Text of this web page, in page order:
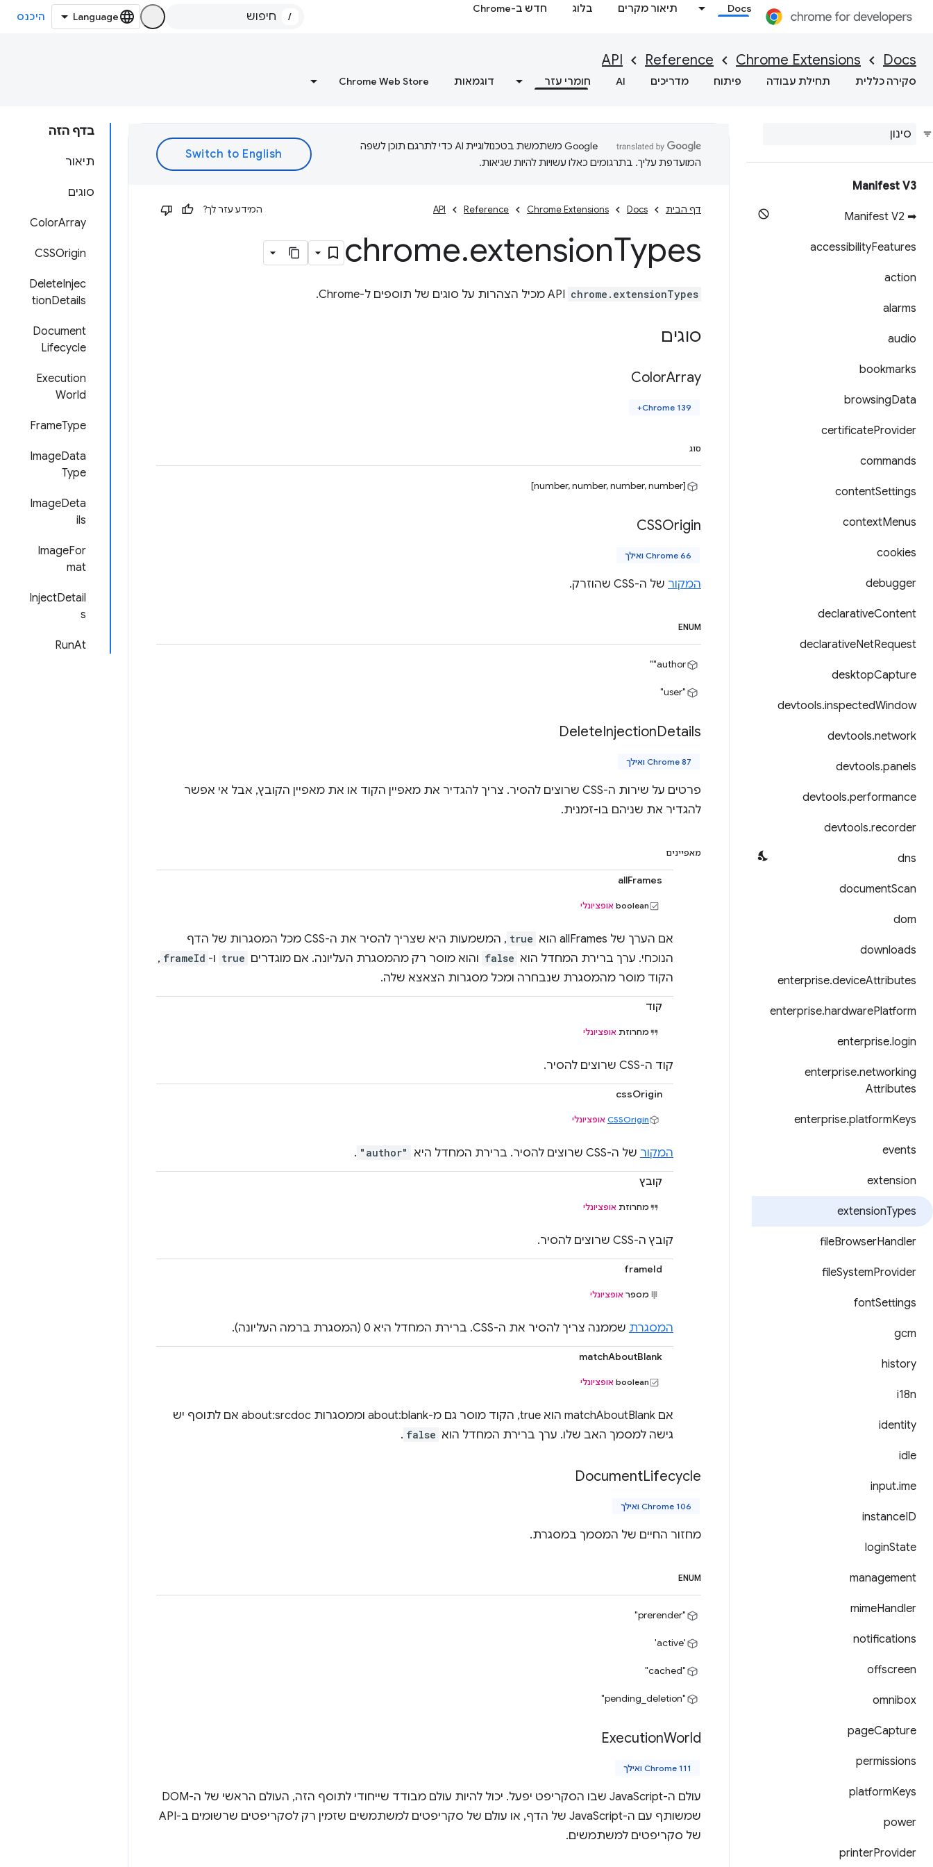
Docs תיאור מקרים בלוג חדש ב-Chrome
/ היכנס
Docs
Chrome Extensions
Reference
API
סקירה כללית תחילת עבודה פיתוח מדריכים AI חומרי עזר דוגמאות Chrome Web Store
Manifest V3
➡ Manifest V2
accessibilityFeatures
action
alarms
audio
bookmarks
browsingData
certificateProvider
commands
contentSettings
contextMenus
cookies
debugger
declarativeContent
declarativeNetRequest
desktopCapture
devtools.inspectedWindow
devtools.network
devtools.panels
devtools.performance
devtools.recorder
dns
documentScan
dom
downloads
enterprise.deviceAttributes
enterprise.hardwarePlatform
enterprise.login
enterprise.networking
Attributes
enterprise.platformKeys
events
extension
extensionTypes
fileBrowserHandler
fileSystemProvider
fontSettings
gcm
history
i18n
identity
idle
input.ime
instanceID
loginState
management
mimeHandler
notifications
offscreen
omnibox
pageCapture
permissions
platformKeys
power
printerProvider
בדף הזה
תיאור
סוגים
ColorArray
CSSOrigin
DeleteInjec
tionDetails
Document
Lifecycle
Execution
World
FrameType
ImageData
Type
ImageDeta
ils
ImageFor
mat
InjectDetail
s
RunAt
‫Google משתמשת בטכנולוגיית AI כדי לתרגם תוכן לשפה
המועדפת עליך. בתרגומים כאלו עשויות להיות שגיאות.
דף הבית Docs
Chrome Extensions
Reference
API המידע עזר לך?
chrome.extensionTypes
chrome.extensionTypes
סוגים
ColorArray
Chrome 139+
סוג
[number, number, number, number]
CSSOrigin
Chrome 66 ואילך
המקור של ה-CSS שהוזרק.
ENUM
‎"author"
‎"user"‎
DeleteInjectionDetails
Chrome 87 ואילך
פרטים על שירות ה-CSS שרוצים להסיר. צריך להגדיר את מאפיין הקוד או את מאפיין הקובץ, אבל אי אפשר
להגדיר את שניהם בו-זמנית.
מאפיינים
allFrames
‫boolean אופציונלי
אם הערך של allFrames הוא true
, המשמעות היא שצריך להסיר את ה-CSS מכל המסגרות של הדף
הנוכחי. ערך ברירת המחדל הוא false והוא מוסר רק מהמסגרת העליונה. אם מוגדרים true ו- frameId
,
הקוד מוסר מהמסגרת שנבחרה ומכל מסגרות הצאצא שלה.
קוד
מחרוזת אופציונלי
קוד ה-CSS שרוצים להסיר.
cssOrigin
CSSOrigin אופציונלי
המקור של ה-CSS שרוצים להסיר. ברירת המחדל היא "author"
.
קובץ
מחרוזת אופציונלי
קובץ ה-CSS שרוצים להסיר.
frameId
מספר אופציונלי
המסגרת שממנה צריך להסיר את ה-CSS. ברירת המחדל היא 0 (המסגרת ברמה העליונה).
matchAboutBlank
‫boolean אופציונלי
אם matchAboutBlank הוא true, הקוד מוסר גם מ-about:blank וממסגרות about:srcdoc אם לתוסף יש
גישה למסמך האב שלו. ערך ברירת המחדל הוא false
.
DocumentLifecycle
Chrome 106 ואילך
מחזור החיים של המסמך במסגרת.
ENUM
"prerender"
'active'
"cached"
"pending_deletion"
ExecutionWorld
Chrome 111 ואילך
עולם ה-JavaScript שבו הסקריפט יפעל. יכול להיות עולם מבודד שייחודי לתוסף הזה, העולם הראשי של ה-DOM
שמשותף עם ה-JavaScript של הדף, או עולם של סקריפטים למשתמשים שזמין רק לסקריפטים שרשומים ב-API
של סקריפטים למשתמשים.